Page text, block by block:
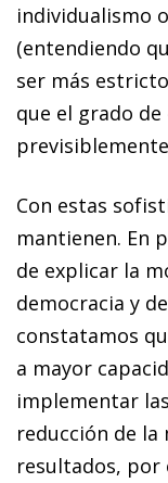
individualismo
(entendiendo
ser más
que el grado de
Con estas
mantienen. En
de explicar la
democracia y
constatamos
a mayor
implementar
reducción de la
resultados, por